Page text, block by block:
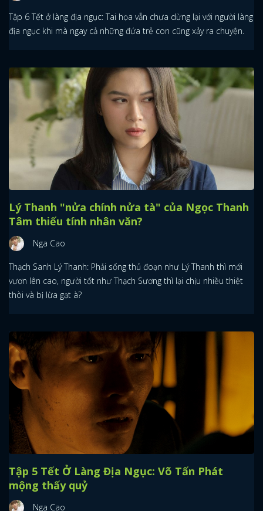
Tập 6 Tết ở làng địa ngục: Tai họa vẫn chưa dừng lại với người làng
địa ngục khi mà ngay cả những đứa trẻ con cũng xảy ra chuyện.
Lý Thanh "nửa chính nửa tà" của Ngọc Thanh
Tâm thiếu tính nhân văn?
Nga Cao
Thạch Sanh Lý Thanh: Phải sống thủ đoạn như Lý Thanh thì mới
vươn lên cao, người tốt như Thạch Sương thì lại chịu nhiều thiệt
thòi và bị lừa gạt à?
Tập 5 Tết Ở Làng Địa Ngục: Võ Tấn Phát
mộng thấy quỷ
Nga Cao